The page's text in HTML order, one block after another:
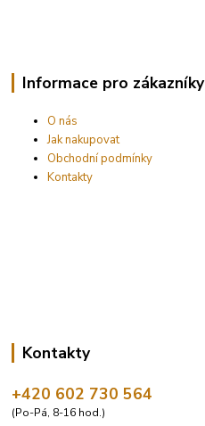
Informace pro zákazníky
O nás
Jak nakupovat
Obchodní podmínky
Kontakty
Kontakty
+420 602 730 564
(Po-Pá, 8-16 hod.)